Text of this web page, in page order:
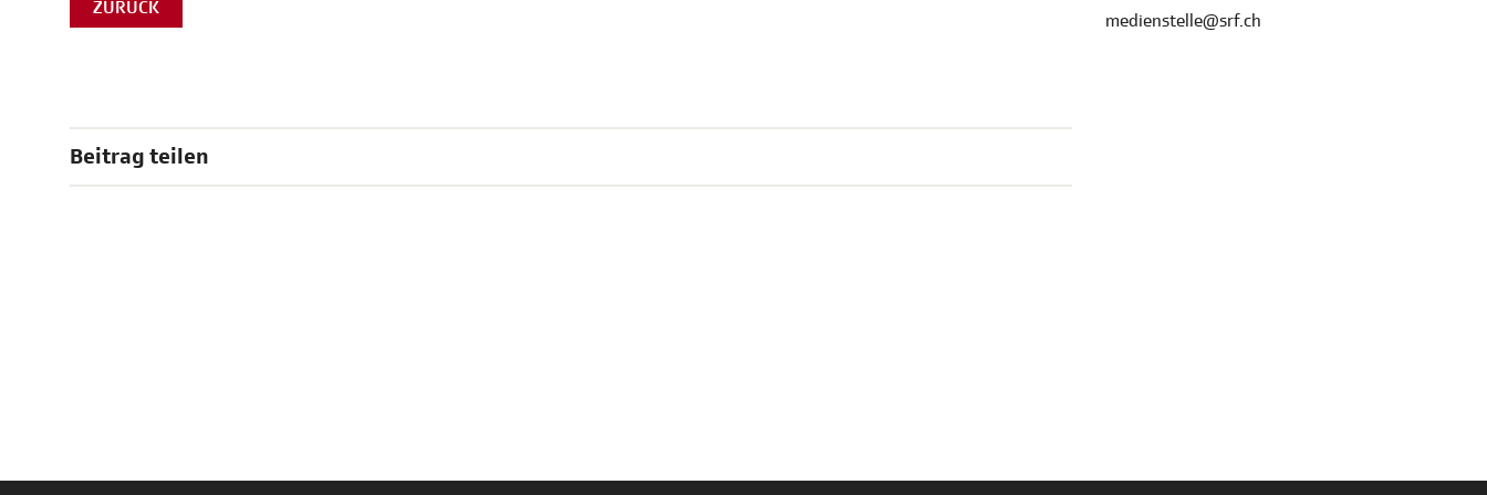
ZURÜCK
Beitrag teilen
medienstelle@srf.ch